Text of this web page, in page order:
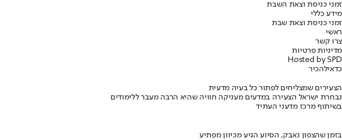
זמני כניסת וצאת השבת
מידע כללי
זמני כניסת וצאת שבת
ראשי
צרו קשר
מדיניות פרטיות
Hosted by SPD
כדאילהכיר
הצעירים שמצליחים לפתור כל בעיה מדעית
נבחרת ישראל הצעירה במדעים מעניקה חוויה שהיא הרבה מעבר ללימודים
בשיתוף מרכז מדעני העתיד
בזמן שהצפון נאבק, הסיוע הגיע מכיוון מפתיע